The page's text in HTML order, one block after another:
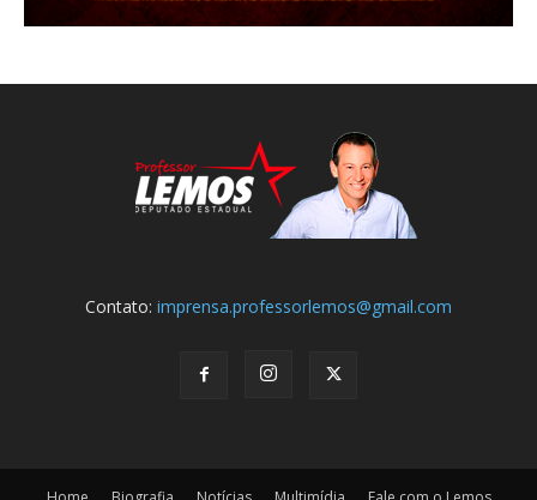
Contato: imprensa.professorlemos@gmail.com